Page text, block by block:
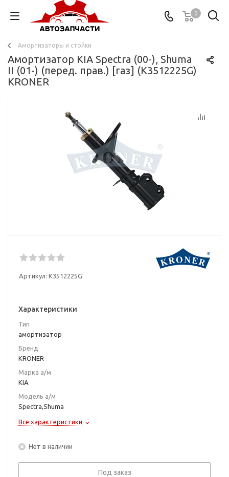
0
Амортизаторы и стойки
Амортизатор KIA Spectra (00-), Shuma
II (01-) (перед. прав.) [газ] (K3512225G)
KRONER
Артикул: K3512225G
Характеристики
Тип
амортизатор
Бренд
KRONER
Марка а/м
KIA
Модель а/м
Spectra,Shuma
Все характеристики
Нет в наличии
Под заказ